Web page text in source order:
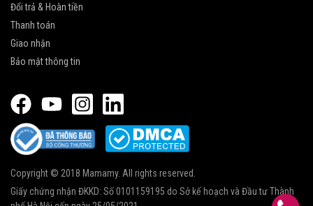
Đổi trả & Hoàn tiền
Thanh toán
Giao nhận
Bảo mật thông tin
Copyright © 2018 Mamamy. All rights reserved.
Giấy chứng nhận ĐKKD: Số 0101159195 do Sở kế hoạch và Đầu tư Thành